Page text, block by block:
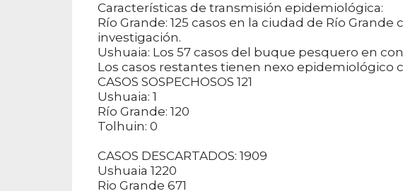
Características de transmisión epidemiológica:
Río Grande: 125 casos en la ciudad de Río
investigación.
Ushuaia: Los 57 casos del buque pesquero en
Los casos restantes tienen nexo epidemiológico
CASOS SOSPECHOSOS 121
Ushuaia: 1
Río Grande: 120
Tolhuin: 0
CASOS DESCARTADOS: 1909
Ushuaia 1220
Rio Grande 671